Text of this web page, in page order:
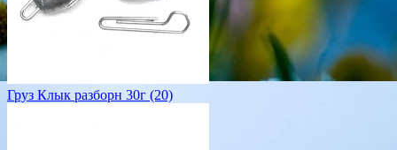
Груз Клык разборн 30г (20)